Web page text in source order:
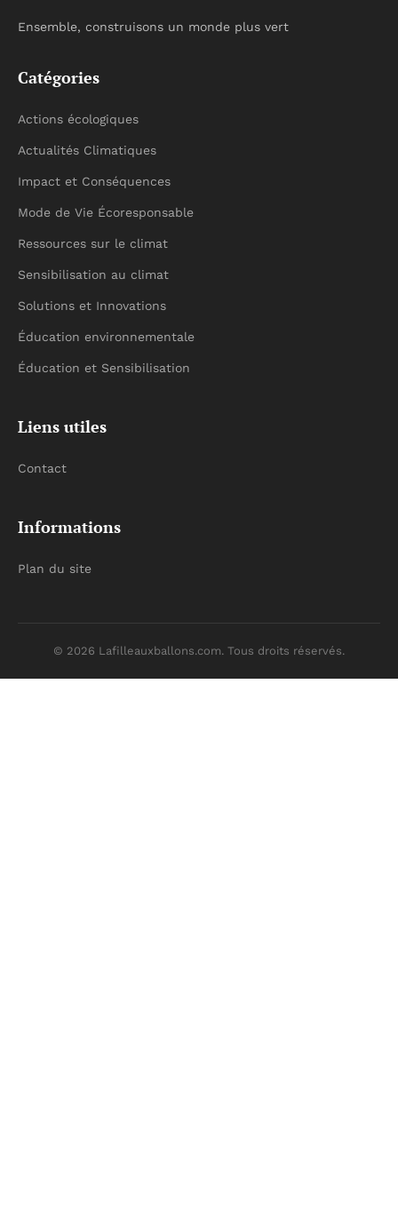
Ensemble, construisons un monde plus vert
Catégories
Actions écologiques
Actualités Climatiques
Impact et Conséquences
Mode de Vie Écoresponsable
Ressources sur le climat
Sensibilisation au climat
Solutions et Innovations
Éducation environnementale
Éducation et Sensibilisation
Liens utiles
Contact
Informations
Plan du site
© 2026 Lafilleauxballons.com. Tous droits réservés.